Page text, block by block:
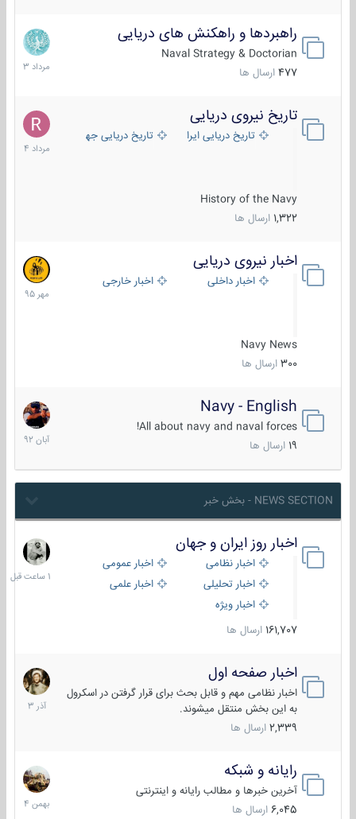
راهبردها و راهکنش های دریایی
Naval Strategy & Doctorian
477 ارسال ها
2
مرداد
1403
تاریخ نیروی دریایی
تاریخ دریایی ایران تاریخ دریایی جهان
History of the Navy
1,322 ارسال ها
16
مرداد
1404
اخبار نیروی دریایی
اخبار داخلی اخبار خارجی
Navy News
300 ارسال ها
27
مهر
1395
Navy - English
All about navy and naval forces!
ارسال ها
22
آبان
1392
NEWS SECTION - بخش خبر
اخبار روز ایران و جهان
اخبار نظامی
اخبار عمومی
اخبار تحلیلی
اخبار علمی
اخبار ویژه
161,707 ارسال ها
1
ساعت
قبل
اخبار صفحه اول
اخبار نظامی مهم و قابل بحث برای قرار گرفتن در اسکرول
به این بخش منتقل میشوند.
2,339 ارسال ها
7
آذر
1403
رایانه و شبکه
آخرین خبرها و مطالب رایانه و اینترنتی
6,045 ارسال ها
30
بهمن
1404